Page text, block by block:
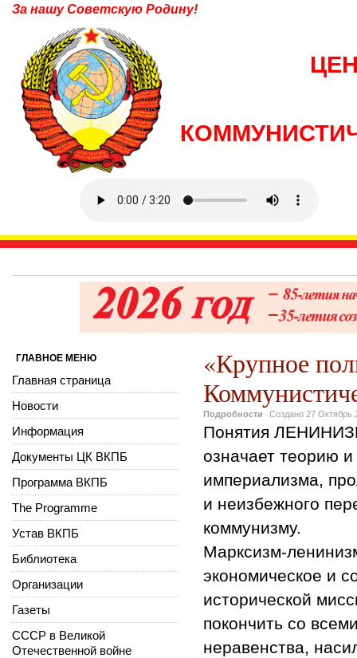
За нашу Советскую Родину!
«Крупное
Подробности Создано 27 Октябрь
Понятия
означает теорию
империализма,
и неизбежного
коммунизму.
Марксизм-
экономическое и
исторической
покончить со
неравенства,
ГЛАВНОЕ МЕНЮ
Главная страница
Новости
Информация
Документы ЦК ВКПБ
Программа ВКПБ
The Programme
Устав ВКПБ
Библиотека
Организации
Газеты
СССР в Великой
Отечественной войне